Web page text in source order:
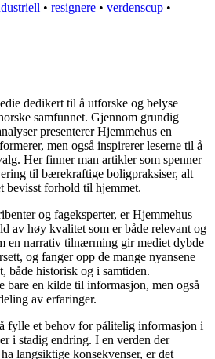
• resignere • verdenscup •
dedikert til å utforske og belyse
samfunnet. Gjennom grundig
presenterer Hjemmehus en
men også inspirerer leserne til å
Her finner man artikler som spenner
til bærekraftige boligpraksiser, alt
bevisst forhold til hjemmet.
og fageksperter, er Hjemmehus
av høy kvalitet som er både relevant og
en narrativ tilnærming gir mediet dybde
og fanger opp de mange nyansene
både historisk og i samtiden.
bare en kilde til informasjon, men også
av erfaringer.
fylle et behov for pålitelig informasjon i
i stadig endring. I en verden der
langsiktige konsekvenser, er det